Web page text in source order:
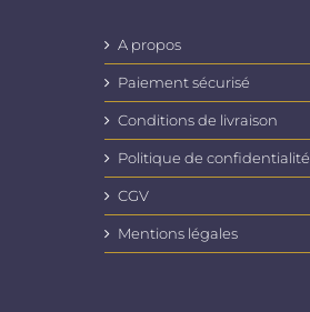
A propos
Paiement sécurisé
Conditions de livraison
Politique de confidentialité
CGV
Mentions légales